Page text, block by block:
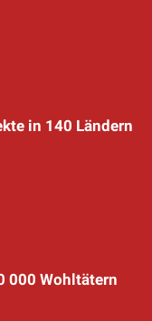
in 140 Ländern
000 Wohltätern